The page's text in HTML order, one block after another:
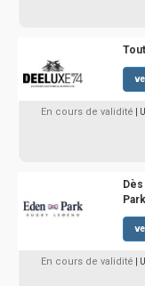
En cours de validité |
En cours de validité |